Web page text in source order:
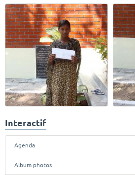
Interactif
Agenda
Album photos